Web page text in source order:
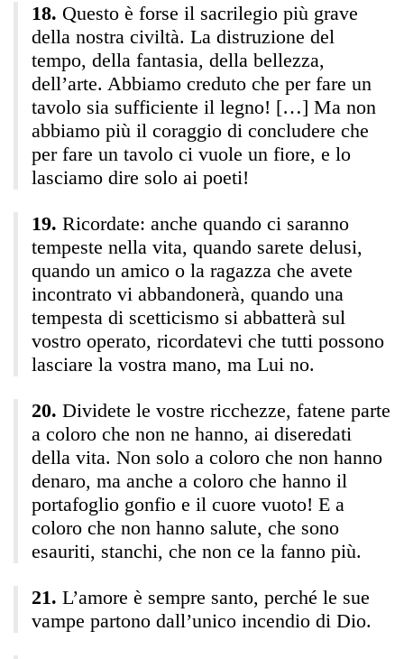
Questo è forse il sacrilegio più grave
della nostra civiltà. La distruzione del
tempo, della fantasia, della bellezza,
dell’arte. Abbiamo creduto che per fare un
tavolo sia sufficiente il legno! […] Ma non
abbiamo più il coraggio di concludere che
per fare un tavolo ci vuole un fiore, e lo
lasciamo dire solo ai poeti!
Ricordate: anche quando ci saranno
tempeste nella vita, quando sarete delusi,
quando un amico o la ragazza che avete
incontrato vi abbandonerà, quando una
tempesta di scetticismo si abbatterà sul
vostro operato, ricordatevi che tutti possono
lasciare la vostra mano, ma Lui no.
Dividete le vostre ricchezze, fatene parte
a coloro che non ne hanno, ai diseredati
della vita. Non solo a coloro che non hanno
denaro, ma anche a coloro che hanno il
portafoglio gonfio e il cuore vuoto! E a
coloro che non hanno salute, che sono
esauriti, stanchi, che non ce la fanno più.
L’amore è sempre santo, perché le sue
vampe partono dall’unico incendio di Dio.